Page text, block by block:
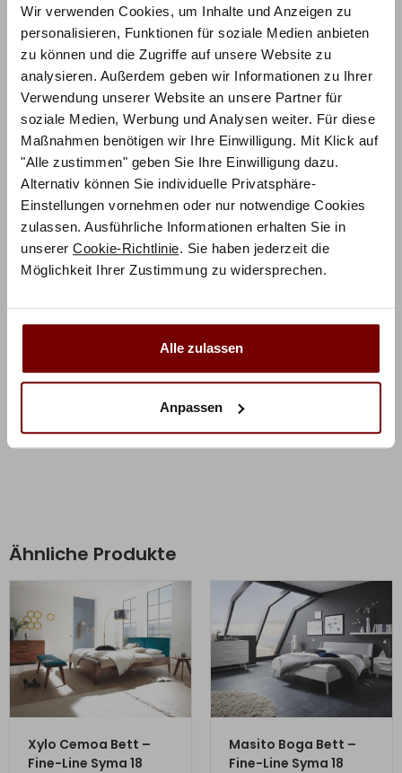
Wir verwenden Cookies, um Inhalte und Anzeigen zu
personalisieren, Funktionen für soziale Medien anbieten
zu können und die Zugriffe auf unsere Website zu
analysieren. Außerdem geben wir Informationen zu Ihrer
Verwendung unserer Website an unsere Partner für
soziale Medien, Werbung und Analysen weiter. Für diese
Maßnahmen benötigen wir Ihre Einwilligung. Mit Klick auf
"Alle zustimmen" geben Sie Ihre Einwilligung dazu.
Alternativ können Sie individuelle Privatsphäre-
Einstellungen vornehmen oder nur notwendige Cookies
zulassen. Ausführliche Informationen erhalten Sie in
unserer Cookie-Richtlinie. Sie haben jederzeit die
Möglichkeit Ihrer Zustimmung zu widersprechen.
Alle zulassen
Anpassen
Produktbeschreibung
Jump into the night! Mit diesem Bett holen Sie sich ein
wahres Designerstück in Ihre vier Wände. Das
spektakuläre Kopfteil rundet das Design perfekt ab. Ein
zeitgemäßes Bett mit extrem stylishen Design!
Das Produktfoto zeigt die Hasena Konfiguration:
Top-Line – Advance 18 Bettrahmen in 16-Anthracit,
Indus Füsse in 16-Anthracit, Cussina Kopfteil in 660-
Ähnliche Produkte
Xylo Cemoa Bett –
Fine-Line Syma 18
ZUM PRODUKT
Masito Boga Bett –
Fine-Line Syma 18